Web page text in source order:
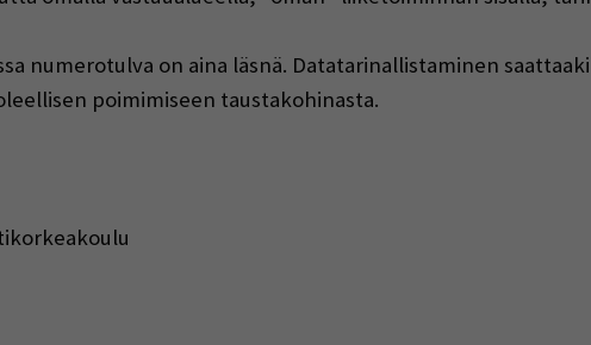
numerotulva on aina läsnä. Datatarinallistaminen
poimimiseen taustakohinasta.